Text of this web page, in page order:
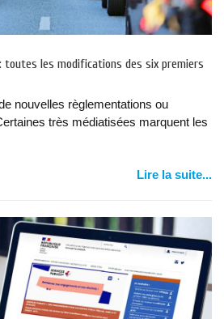
toutes les modifications des six premiers
nouvelles règlementations ou
très médiatisées marquent les
Lire la suite...